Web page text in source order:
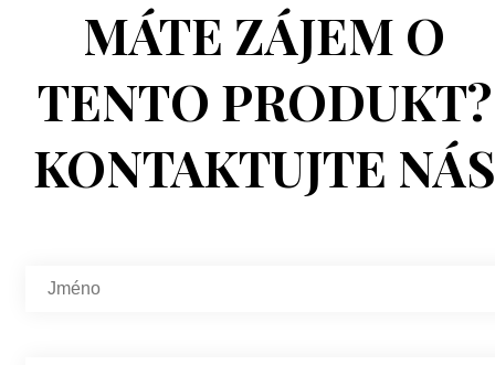
MÁTE ZÁJEM O
TENTO PRODUKT?
KONTAKTUJTE NÁS